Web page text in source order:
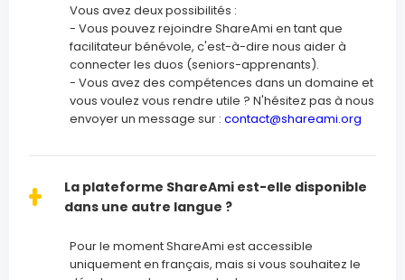
Vous avez deux possibilités :
- Vous pouvez rejoindre ShareAmi en tant que
facilitateur bénévole, c'est-à-dire nous aider à
connecter les duos (seniors-apprenants).
- Vous avez des compétences dans un domaine et
vous voulez vous rendre utile ? N'hésitez pas à nous
envoyer un message sur :contact@shareami.org
La plateforme ShareAmi est-elle disponible
dans une autre langue ?
Pour le moment ShareAmi est accessible
uniquement en français, mais si vous souhaitez le